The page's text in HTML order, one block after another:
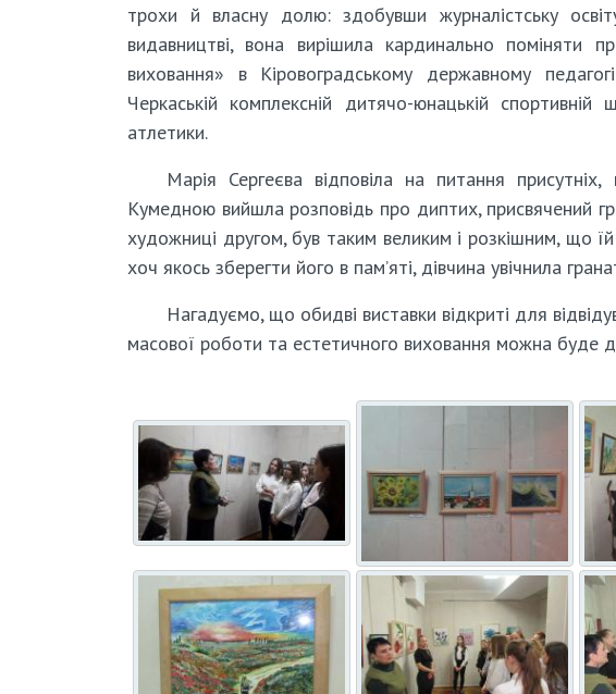
трохи й власну долю: здобувши журналістську
видавництві, вона вирішила кардинально поміняти
виховання» в Кіровоградському державному
Черкаській комплексній дитячо-юнацькій
атлетики.
Марія Сергеєва відповіла на питання
Кумедною вийшла розповідь про диптих, присвячений
художниці другом, був таким великим і розкішним, що
хоч якось зберегти його в пам’яті, дівчина увічнила
Нагадуємо, що обидві виставки відкриті для
масової роботи та естетичного виховання можна буде